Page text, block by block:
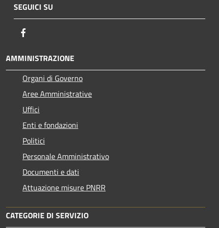
SEGUICI SU
AMMINISTRAZIONE
Organi di Governo
Aree Amministrative
Uffici
Enti e fondazioni
Politici
Personale Amministrativo
Documenti e dati
Attuazione misure PNRR
CATEGORIE DI SERVIZIO